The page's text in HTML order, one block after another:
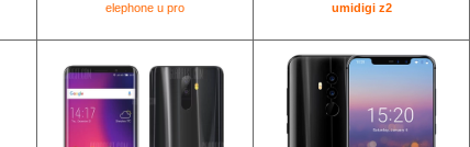
elephone u pro umidigi z2